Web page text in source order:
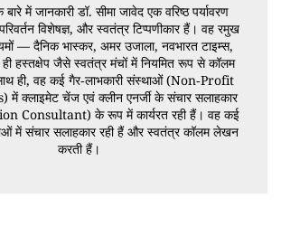
में जानकारी डॉ. सीमा जावेद एक वरिष्ठ पर्यावरण
विशेषज्ञ, और स्वतंत्र टिप्पणीकार हैं। वह रमुख
— दैनिक भास्कर, अमर उजाला, नवभारत टाइम्स,
हस्तक्षेप जैसे स्वतंत्र मंचों में नियमित रूप से कॉलम
ही, वह कई गैर‑लाभकारी संस्थाओं (Non‑Profit
क्लाइमेट चेंज एवं क्लीन एनर्जी के संचार सलाहकार
Consultant) के रूप में कार्यरत रही हैं। वह कई
में संचार सलाहकार रही हैं और स्वतंत्र कॉलम लेखन
करती हैं।